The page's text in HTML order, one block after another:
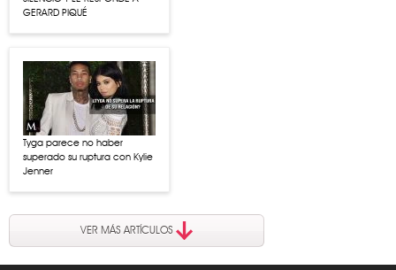
GERARD PIQUÉ
Tyga parece no haber
superado su ruptura con Kylie
Jenner
VER MÁS ARTÍCULOS